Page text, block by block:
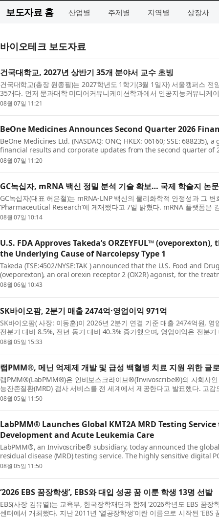
보도자료 홈 산업별 주제별 지역별 상장사
바이오테크 보도자료
건국대학교, 2027년 상반기 35개 분야서 교수 초빙
건국대학교(총장 원종필)는 2027학년도 1학기(3월 1일자) 서울캠퍼스
35개다. 먼저 문과대학 미디어커뮤니케이션학과에서 인공지능커뮤니케
08월 07일 11:21
BeOne Medicines Announces Second Quarter 2026
BeOne Medicines Ltd. (NASDAQ: ONC; HKEX: 06160; SSE:
financial results and corporate updates from the second quarter of
08월 07일 11:20
GC녹십자, mRNA 백신 정밀 분석 기술 확보… 국제 학술지 논
GC녹십자(대표 허은철)는 mRNA-LNP 백신의 물리화학적 안정성과 그
‘Pharmaceutical Research’에 게재했다고 7일 밝혔다. mRNA 플랫폼은
08월 07일 10:14
U.S. FDA Approves Takeda’s ORZEYFUL™
the Underlying Cause of Narcolepsy Type 1
Takeda (TSE:4502/NYSE:TAK ) announced that the U.S. Food and
(oveporexton), an oral orexin receptor 2 (OX2R) agonist, for the
08월 06일 10:43
SK바이오팜, 2분기 매출 2474억·영업이익 971억
SK바이오팜( 사장: 이동훈)이 2026년 2분기 연결 기준 매출 2474억원,
전분기 대비 8.5%, 전년 동기 대비 40.3% 증가했으며, 영업이익은 전분
08월 05일 15:33
랩PMM®, 메닌 억제제 개발 및 급성 백혈병 치료 지원 위한 글
랩PMM®(LabPMM®)은 인비보스크라이브®(Invivoscribe®)의 자회사
능잔존질환(MRD) 검사 서비스를 전 세계에서 제공한다고 발표했다. 고
08월 05일 11:50
LabPMM® Launches Global KMT2A MRD Testing
Development and Acute Leukemia Care
LabPMM®, an Invivoscribe® subsidiary, today announced the
residual disease (MRD) testing service. The highly sensitive digital
08월 05일 11:50
‘2026 EBS 꿈장학생’, EBS와 대입 성공 꿈 이룬 학생 13명 선발
EBS(사장 김유열)는 교육부, 한국장학재단과 함께 ‘2026학년도 EBS 꿈
센터에서 개최했다. 지난 2011년 ‘열공장학생’이란 이름으로 시작된 ‘EBS